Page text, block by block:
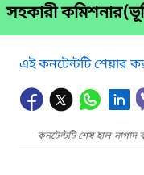
সহকারী
এই কনটেন্টটি শেয়ার
কনটেন্টটি শেষ হাল-